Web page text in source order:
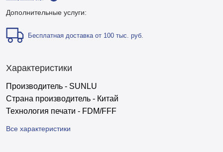
Дополнительные услуги:
Бесплатная доставка от 100 тыс. руб.
Характеристики
Производитель - SUNLU
Страна производитель - Китай
Технология печати - FDM/FFF
Все характеристики